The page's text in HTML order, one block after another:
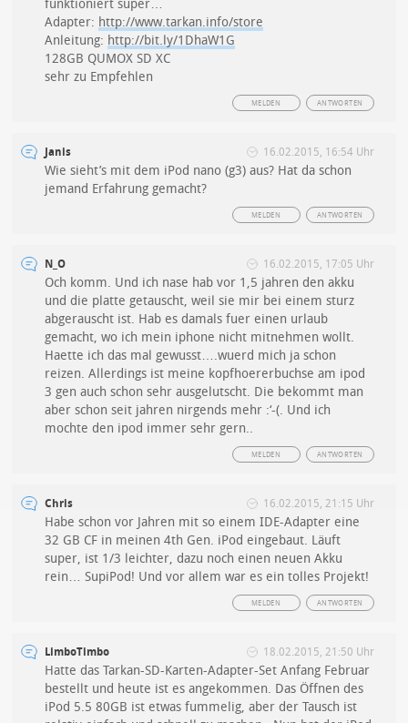
funktioniert super…
Adapter: http://www.tarkan.info/store
Anleitung: http://bit.ly/1DhaW1G
128GB QUMOX SD XC
sehr zu Empfehlen
ANTWORTEN
MELDEN
Janis 16.02.2015, 16:54 Uhr
Wie sieht’s mit dem iPod nano (g3) aus? Hat da schon
jemand Erfahrung gemacht?
ANTWORTEN
MELDEN
N_O 16.02.2015, 17:05 Uhr
Och komm. Und ich nase hab vor 1,5 jahren den akku
und die platte getauscht, weil sie mir bei einem sturz
abgerauscht ist. Hab es damals fuer einen urlaub
gemacht, wo ich mein iphone nicht mitnehmen wollt.
Haette ich das mal gewusst….wuerd mich ja schon
reizen. Allerdings ist meine kopfhoererbuchse am ipod
3 gen auch schon sehr ausgelutscht. Die bekommt man
aber schon seit jahren nirgends mehr :‘-(. Und ich
mochte den ipod immer sehr gern..
ANTWORTEN
MELDEN
Chris 16.02.2015, 21:15 Uhr
Habe schon vor Jahren mit so einem IDE-Adapter eine
32 GB CF in meinen 4th Gen. iPod eingebaut. Läuft
super, ist 1/3 leichter, dazu noch einen neuen Akku
rein… SupiPod! Und vor allem war es ein tolles Projekt!
ANTWORTEN
MELDEN
LimboTimbo 18.02.2015, 21:50 Uhr
Hatte das Tarkan-SD-Karten-Adapter-Set Anfang Februar
bestellt und heute ist es angekommen. Das Öffnen des
iPod 5.5 80GB ist etwas fummelig, aber der Tausch ist